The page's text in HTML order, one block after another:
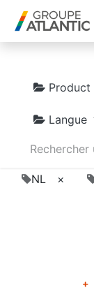
Product
Langue
NL ×